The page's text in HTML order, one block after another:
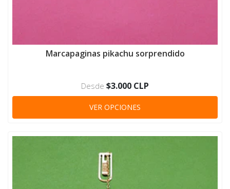
Marcapaginas pikachu sorprendido
Desde $3.000 CLP
VER OPCIONES